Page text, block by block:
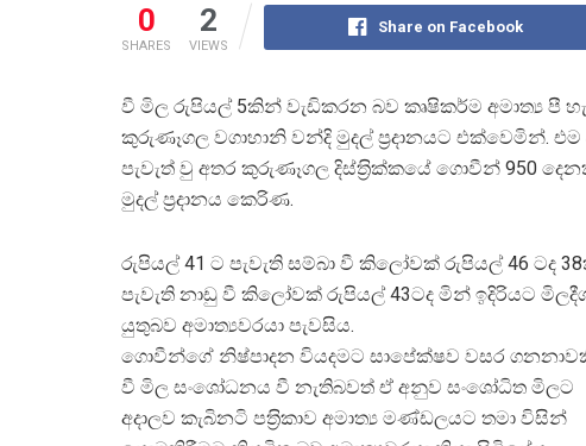
0
SHARES
2
VIEWS
Share on Facebook
වී මිල රුපියල් 5කින් වැඩිකරන බව කෘෂිකර්ම අමාත්‍ය පී
කුරුණෑගල වගාහානි වන්දි මුදල් ප‍්‍රදානයට එක්වෙමින්. එම
පැවැත් වු අතර කුරුණෑගල දිස්ත‍්‍රික්කයේ ගොවීන් 950
මුදල් ප්‍රදානය කෙරිණ.
රුපියල් 41 ට පැවැති සම්බා වී කිලෝවක් රුපියල් 46 ටද
පැවැති නාඩු වී කිලෝවක් රුපියල් 43ටද මින් ඉදිරියට
යුතුබව අමාත්‍යවරයා පැවසිය.
ගොවීන්ගේ නිෂ්පාදන වියදමට සාපේක්ෂව වසර
වී මිල සංශෝධනය වී නැතිබවත් ඒ අනුව සංශෝධිත මිලට
අදාලව කැබිනටි පත‍්‍රිකාව අමාත්‍ය මණ්ඩලයට තමා විසින්